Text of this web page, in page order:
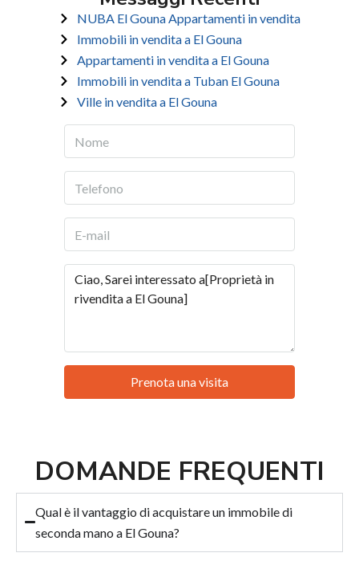
NUBA El Gouna Appartamenti in vendita
Immobili in vendita a El Gouna
Appartamenti in vendita a El Gouna
Immobili in vendita a Tuban El Gouna
Ville in vendita a El Gouna
Prenota una visita
DOMANDE FREQUENTI
Qual è il vantaggio di acquistare un immobile di
seconda mano a El Gouna?